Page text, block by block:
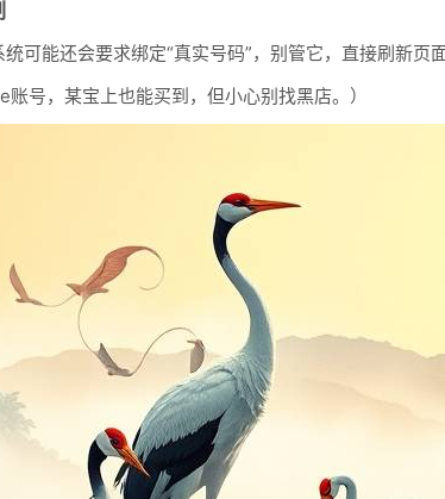
可能还会要求绑定“真实号码”，别管它，直接刷新页
号，某宝上也能买到，但小心别找黑店。）